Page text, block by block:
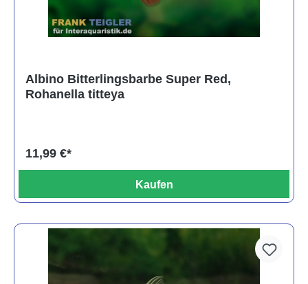
Albino Bitterlingsbarbe Super Red,
Rohanella titteya
11,99 €*
Kaufen